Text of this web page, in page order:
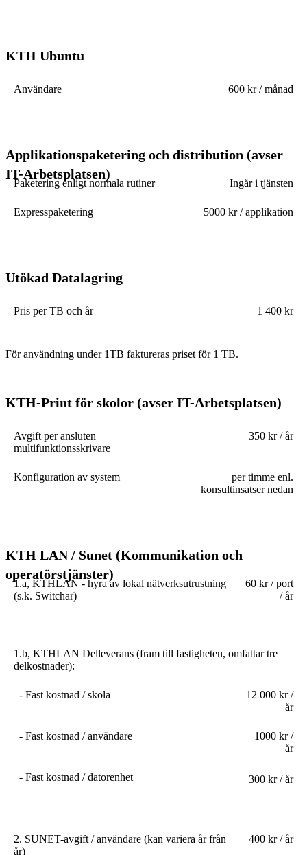
KTH Ubuntu
Användare 600 kr / månad
Applikationspaketering och distribution (avser
IT-Arbetsplatsen)
Paketering enligt normala rutiner Ingår i tjänsten
Expresspaketering 5000 kr / applikation
Utökad Datalagring
Pris per TB och år 1 400 kr
För användning under 1TB faktureras priset för 1 TB.
KTH-Print för skolor (avser IT-Arbetsplatsen)
Avgift per ansluten
multifunktionsskrivare
350 kr / år
Konfiguration av system
per timme enl.
konsultinsatser nedan
KTH LAN / Sunet (Kommunikation och
operatörstjänster)
1.a, KTHLAN - hyra av lokal nätverksutrustning
(s.k. Switchar)
60 kr / port
/ år
1.b, KTHLAN Delleverans (fram till fastigheten, omfattar tre
delkostnader):
- Fast kostnad / skola
12 000 kr /
år
- Fast kostnad / användare
1000 kr /
år
- Fast kostnad / datorenhet 300 kr / år
2. SUNET-avgift / användare (kan variera år från
år)
400 kr / år